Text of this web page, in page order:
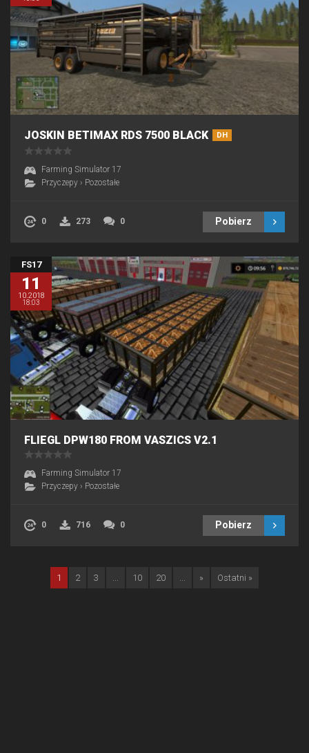
JOSKIN BETIMAX RDS 7500 BLACK DH
Farming Simulator 17
Przyczepy › Pozostałe
0 273 0 Pobierz
FS17
11
10.2018
18:03
FLIEGL DPW180 FROM VASZICS V2.1
Farming Simulator 17
Przyczepy › Pozostałe
0 716 0 Pobierz
1 2 3 10 20 » Ostatni »